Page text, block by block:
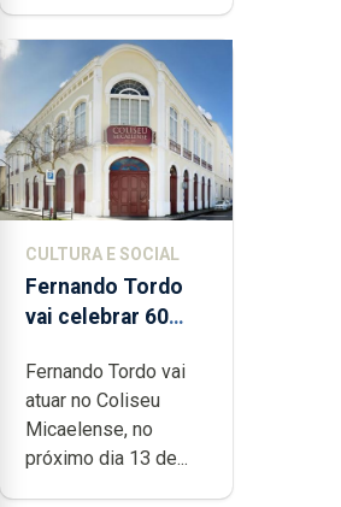
CULTURA E SOCIAL
Fernando Tordo
vai celebrar 60
no Coliseu
Micaelense
Fernando Tordo vai
atuar no Coliseu
Micaelense, no
próximo dia 13 de...